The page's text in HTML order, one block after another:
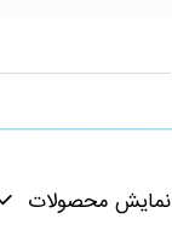
نمایش محصولات